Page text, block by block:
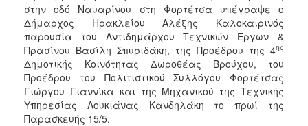
στην οδό Ναυαρίνου στη Φορτέτσα υπέγραψε ο
Δήμαρχος Ηρακλείου Αλέξης Καλοκαιρινός
παρουσία του Αντιδημάρχου Τεχνικών Έργων &
Πρασίνου Βασίλη Σπυριδάκη, της Προέδρου της 4ης
Δημοτικής Κοινότητας Δωροθέας Βρούχου, του
Προέδρου του Πολιτιστικού Συλλόγου Φορτέτσας
Γιώργου Γιαννίκα και της Μηχανικού της Τεχνικής
Υπηρεσίας Λουκιάνας Κανδηλάκη το πρωί της
Παρασκευής 15/5.